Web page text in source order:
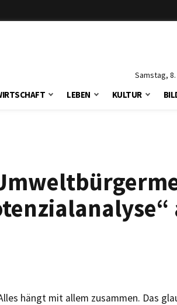
Samstag,
LEBEN KULTUR
hängt mit allem zusammen. Das